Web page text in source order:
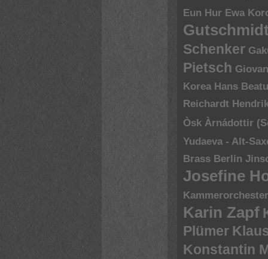
Eun Hur Ewa
Schenker
Pietsch
Korea Hans
Reichardt
Òsk Àrnádottir
Yudaeva - Alt-
Brass Berlin
Josefine
Karin Zapf
Plümer
Konstantin